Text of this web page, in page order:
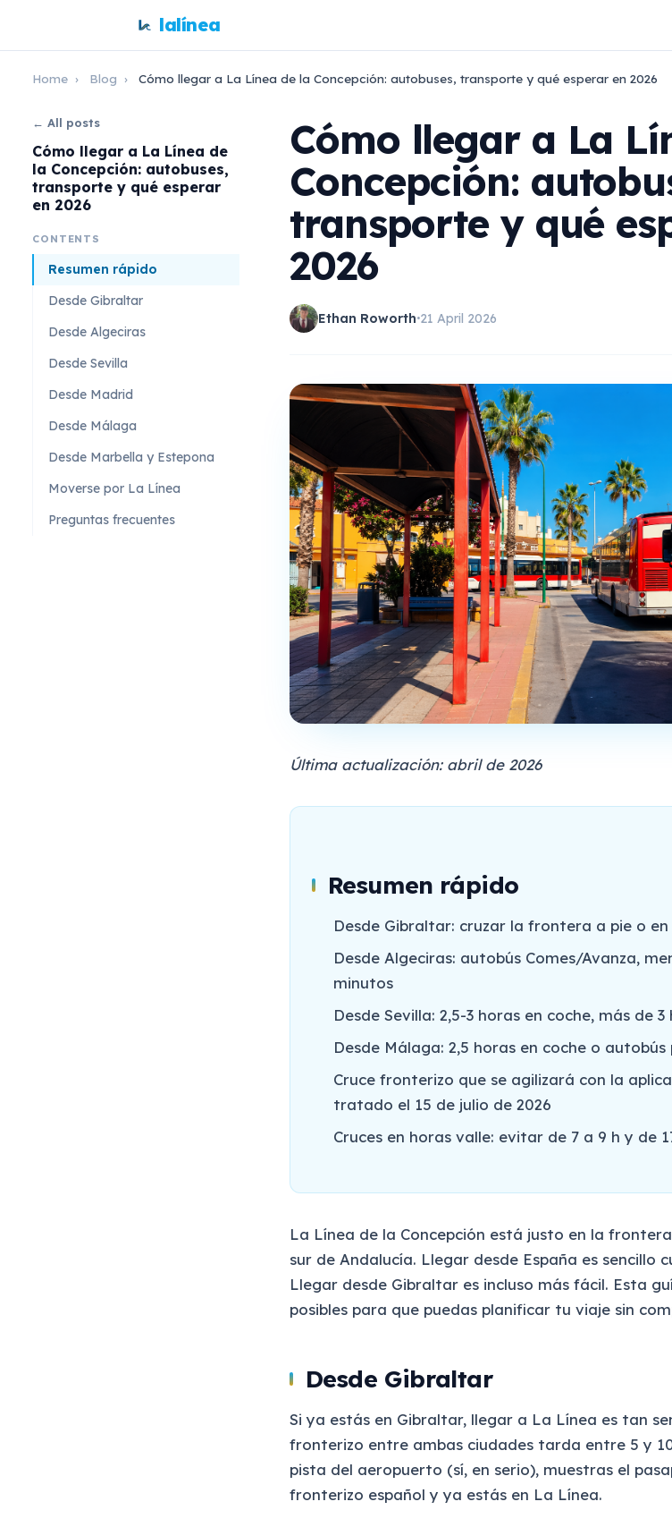
lalínea
Home › Blog › Cómo llegar a La Línea de la Concepción: autobuses, transporte y qué esperar en 2026
← All posts
Cómo llegar a La Línea de
la Concepción: autobuses,
transporte y qué esperar
en 2026
CONTENTS
Resumen rápido
Desde Gibraltar
Desde Algeciras
Desde Sevilla
Desde Madrid
Desde Málaga
Desde Marbella y Estepona
Moverse por La Línea
Preguntas frecuentes
Cómo llegar a La
Concepción:
transporte y qué
2026
Ethan Roworth•21 April 2026
Última actualización: abril de 2026
Resumen rápido
Desde Gibraltar: cruzar la frontera a pie o
Desde Algeciras: autobús Comes/Avanza,
minutos
Desde Sevilla: 2,5-3 horas en coche, más de
Desde Málaga: 2,5 horas en coche o
Cruce fronterizo que se agilizará con la
tratado el 15 de julio de 2026
Cruces en horas valle: evitar de 7 a 9 h y de
La Línea de la Concepción está justo en la
sur de Andalucía. Llegar desde España es sencillo
Llegar desde Gibraltar es incluso más fácil. Esta
posibles para que puedas planificar tu viaje sin
Desde Gibraltar
Si ya estás en Gibraltar, llegar a La Línea es tan
fronterizo entre ambas ciudades tarda entre 5 y
pista del aeropuerto (sí, en serio), muestras el
fronterizo español y ya estás en La Línea.